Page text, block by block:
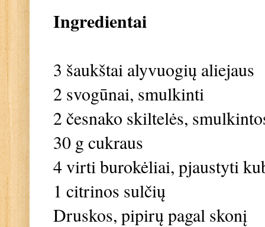
Ingredientai
3 šaukštai alyvuogių aliejaus
2 svogūnai, smulkinti
2 česnako skiltelės,
30 g cukraus
4 virti burokėliai, pjaustyti
1 citrinos sulčių
Druskos, pipirų pagal skonį